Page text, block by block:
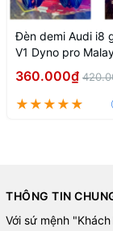
Đèn demi Audi i8
V1 Dyno pro
360.000₫
THÔNG TIN
Với sứ mệnh